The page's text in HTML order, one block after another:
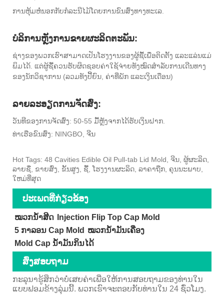
ການຫຸ້ມຫໍ່ນອກກັບກໍລະນີໄມ້ໂດຍການຂົນສົ່ງທາງທະເລ.
ບໍລິການຫຼັງການຂາຍຜະລິດຕະພັນ:
ຊ່າງຂອງພວກເຮົາສາມາດເປັນໂຮງງານຂອງຜູ້ຊື້ເພື່ອຕິດຕັ້ງ ແລະແລ່ນແມ່
ພິມໄດ້. ແຕ່ຜູ້ຊື້ຄວນຮັບຜິດຊອບຄ່າໃຊ້ຈ່າຍທັງໝົດສໍາລັບການເດີນທາງ
ຂອງນັກວິຊາການ (ລວມທັງປີ້ຍົນ, ຄ່າທີ່ພັກ ແລະເງິນເດືອນ)
ລາຍລະອຽດການຈັດສົ່ງ:
ວັນທີຂອງການຈັດສົ່ງ: 50-55 ມື້ຫຼັງຈາກໄດ້ຮັບເງິນຝາກ.
ທ່າເຮືອຂົນສົ່ງ: NINGBO, ຈີນ
Hot Tags: 48 Cavities Edible Oil Pull-tab Lid Mold, ຈີນ, ຜູ້ຜະລິດ,
ລາຍຊື່, ຂາຍສົ່ງ, ຂັ້ນສູງ, ຊື້, ໂຮງງານຜະລິດ, ລາຄາຖືກ, ຄຸນນະພາບ,
ໃຫມ່ທີ່ສຸດ
ປະເພດທີ່ກ່ຽວຂ້ອງ
ໝວກນ້ຳສີດ
Injection Flip Top Cap Mold
5 ກາລອນ Cap Mold ໝວກນ້ຳມັນເຄື່ອງ
Mold Cap ນ້ໍາມັນກິນໄດ້
ສົ່ງສອບຖາມ
ກະລຸນາຮູ້ສຶກວ່າບໍ່ເສຍຄ່າເພື່ອໃຫ້ການສອບຖາມຂອງທ່ານໃນ
ແບບຟອມຂ້າງລຸ່ມນີ້. ພວກເຮົາຈະຕອບກັບທ່ານໃນ 24 ຊົ່ວໂມງ.